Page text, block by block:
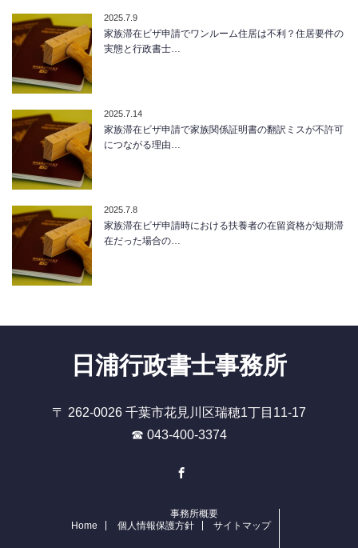
2025.7.9
家族滞在ビザ申請でワンルーム住居は不利？住居要件の
実態と行政書士…
2025.7.14
家族滞在ビザ申請で家族関係証明書の翻訳ミスが不許可
につながる理由…
2025.7.8
家族滞在ビザ申請時における扶養者の在留資格が短期滞
在だった場合の…
日浦行政書士事務所
〒 262-0026 千葉市花見川区瑞穂1丁目11-17
☎ 043-400-3374
Home
事務所概要
個人情報保護方針
サイトマップ